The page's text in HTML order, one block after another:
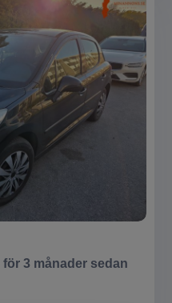
för 3 månader sedan